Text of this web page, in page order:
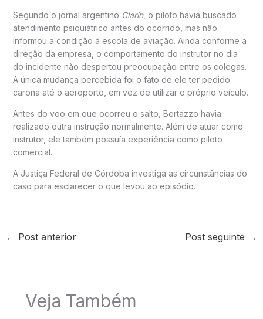
Segundo o jornal argentino Clarín, o piloto havia buscado
atendimento psiquiátrico antes do ocorrido, mas não
informou a condição à escola de aviação. Ainda conforme a
direção da empresa, o comportamento do instrutor no dia
do incidente não despertou preocupação entre os colegas.
A única mudança percebida foi o fato de ele ter pedido
carona até o aeroporto, em vez de utilizar o próprio veículo.
Antes do voo em que ocorreu o salto, Bertazzo havia
realizado outra instrução normalmente. Além de atuar como
instrutor, ele também possuía experiência como piloto
comercial.
A Justiça Federal de Córdoba investiga as circunstâncias do
caso para esclarecer o que levou ao episódio.
← Post anterior Post seguinte →
Veja Também